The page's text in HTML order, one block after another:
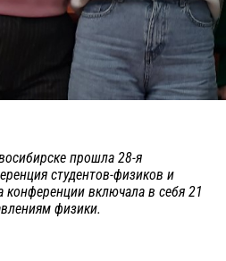
прошла 28-я
студентов-физиков и
включала в себя 21
физики.